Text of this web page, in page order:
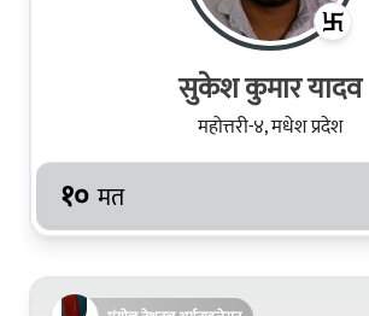
सुकेश कुमार यादव
महोत्तरी-४, मधेश प्रदेश
१० मत